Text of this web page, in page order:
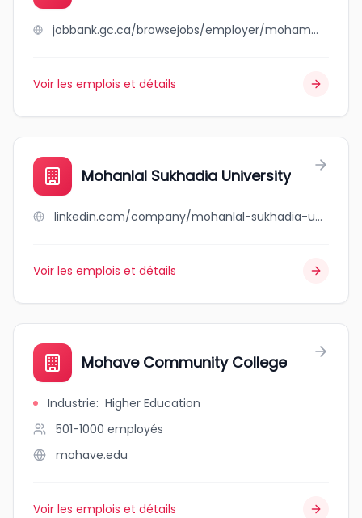
jobbank.gc.ca/browsejobs/employer/mohammed+suliman/ca
Voir les emplois et détails
Mohanlal Sukhadia University
linkedin.com/company/mohanlal-sukhadia-university
Voir les emplois et détails
Mohave Community College
Industrie: Higher Education
501-1000 employés
mohave.edu
Voir les emplois et détails